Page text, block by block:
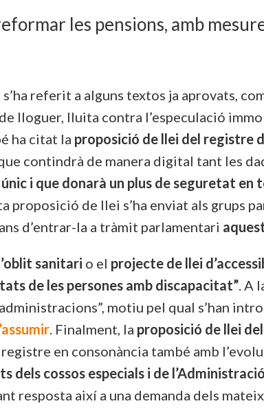
les pensions, amb
referit a alguns textos ja aprovats,
lloguer, lluita contra l’especulació
ha citat la proposició de llei del registre
contindrà de manera digital tant les
i que donarà un plus de seguretat en
proposició de llei s’ha enviat als grups
d’entrar-la a tràmit parlamentari
sanitari o el projecte de llei
de les persones amb discapacitat”. A
motiu pel qual s’han
. Finalment, la proposició de llei
en consonància també amb
dels cossos especials i de
resposta així a una demanda dels